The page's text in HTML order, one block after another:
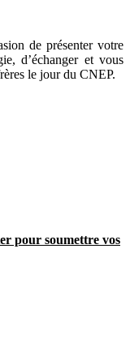
de présenter votre
d’échanger et vous
le jour du CNEP.
pour soumettre vos